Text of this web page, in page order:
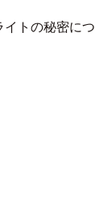
イトの秘密につ